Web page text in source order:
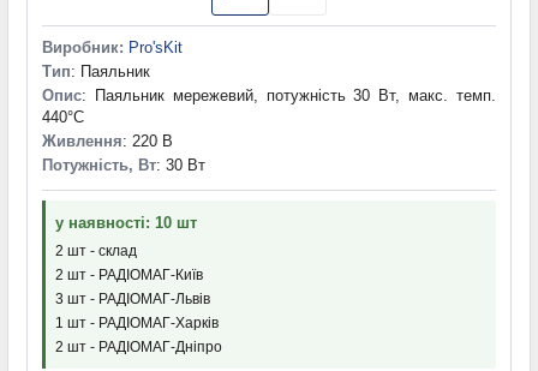
Виробник: Pro'sKit
Тип: Паяльник
Опис: Паяльник мережевий, потужність 30 Вт, макс. темп.
440°C
Живлення: 220 В
Потужність, Вт: 30 Вт
у наявності: 10 шт
2 шт - склад
2 шт - РАДІОМАГ-Київ
3 шт - РАДІОМАГ-Львів
1 шт - РАДІОМАГ-Харків
2 шт - РАДІОМАГ-Дніпро